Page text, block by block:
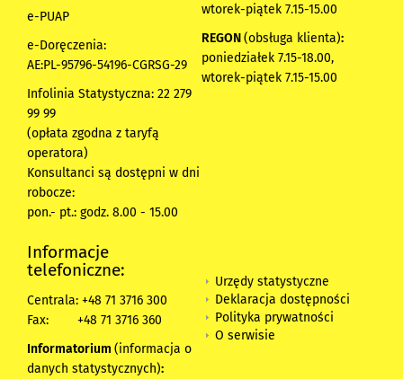
e-PUAP
e-Doręczenia:
AE:PL-95796-54196-CGRSG-29
Infolinia Statystyczna: 22 279
99 99
(opłata zgodna z taryfą
operatora)
Konsultanci są dostępni w dni
robocze:
pon.- pt.: godz. 8.00 - 15.00
wtorek-piątek 7.15-15.00
REGON(obsługa klienta):
poniedziałek 7.15-18.00,
wtorek-piątek 7.15-15.00
Informacje
telefoniczne:
Centrala: +48 71 3716 300
Fax:
+48 71 3716 360
Informatorium (informacja o
danych statystycznych):
Urzędy statystyczne
Deklaracja dostępności
Polityka prywatności
O serwisie